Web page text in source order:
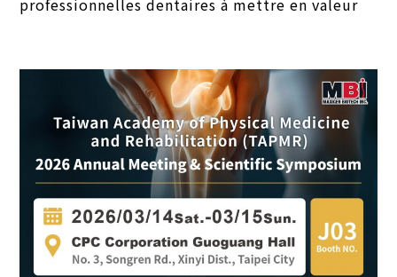
professionnelles dentaires à mettre en valeur